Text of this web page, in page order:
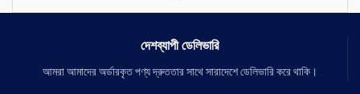
দেশব্যাপী ডেলিভারি
আমরা আমাদের অর্ডারকৃত পণ্য দ্রুততার সাথে সারাদেশে ডেলিভারি করে থাকি।